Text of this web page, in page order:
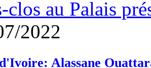
2022
Alassane